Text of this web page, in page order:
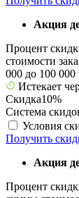
Акция
Процент
стоимости
000 до 100 000
Истекает
Скидка10%
Система
Условия
Получить
Акция
Процент